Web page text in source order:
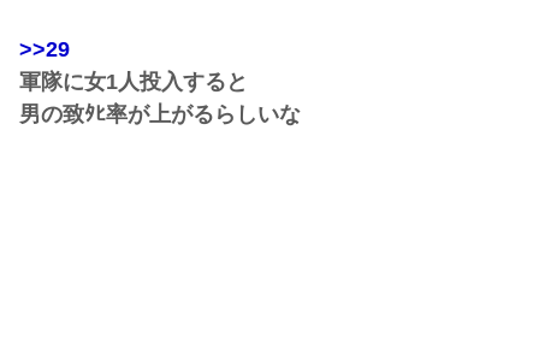
>>29
軍隊に女1人投入すると
男の致ﾀﾋ率が上がるらしいな